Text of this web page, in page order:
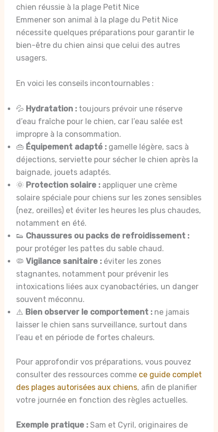
chien réussie à la plage Petit Nice
Emmener son animal à la plage du Petit Nice
nécessite quelques préparations pour garantir le
bien-être du chien ainsi que celui des autres
usagers.
En voici les conseils incontournables :
💦 Hydratation :toujours prévoir une réserve
d’eau fraîche pour le chien, car l’eau salée est
impropre à la consommation.
👜 Équipement adapté :gamelle légère, sacs à
déjections, serviette pour sécher le chien après la
baignade, jouets adaptés.
🌞 Protection solaire :appliquer une crème
solaire spéciale pour chiens sur les zones sensibles
(nez, oreilles) et éviter les heures les plus chaudes,
notamment en été.
👟 Chaussures ou packs de refroidissement :
pour protéger les pattes du sable chaud.
🦠 Vigilance sanitaire :éviter les zones
stagnantes, notamment pour prévenir les
intoxications liées aux cyanobactéries, un danger
souvent méconnu.
⚠️ Bien observer le comportement :ne jamais
laisser le chien sans surveillance, surtout dans
l’eau et en période de fortes chaleurs.
Pour approfondir vos préparations, vous pouvez
consulter des ressources comme ce guide complet
des plages autorisées aux chiens, afin de planifier
votre journée en fonction des règles actuelles.
Exemple pratique :Sam et Cyril, originaires de